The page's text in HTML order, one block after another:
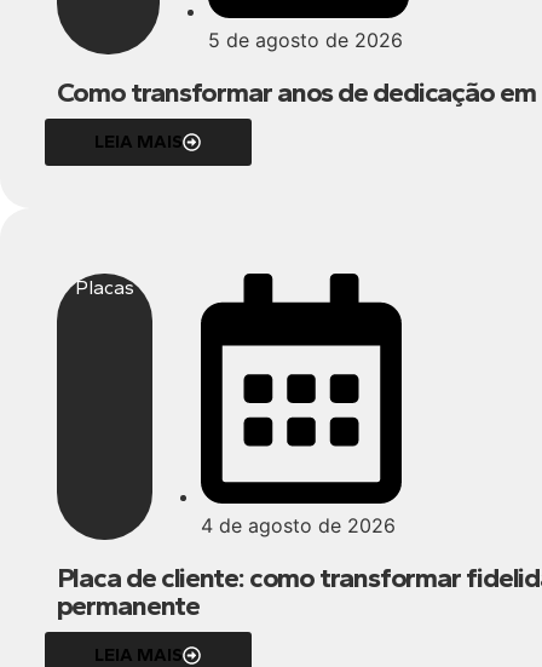
5 de agosto de 2026
Como transformar anos de dedicação
LEIA MAIS
Placas
4 de agosto de 2026
Placa de cliente: como transformar
permanente
LEIA MAIS